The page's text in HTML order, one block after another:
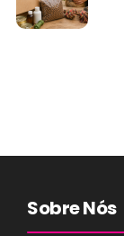
Sobre Nós